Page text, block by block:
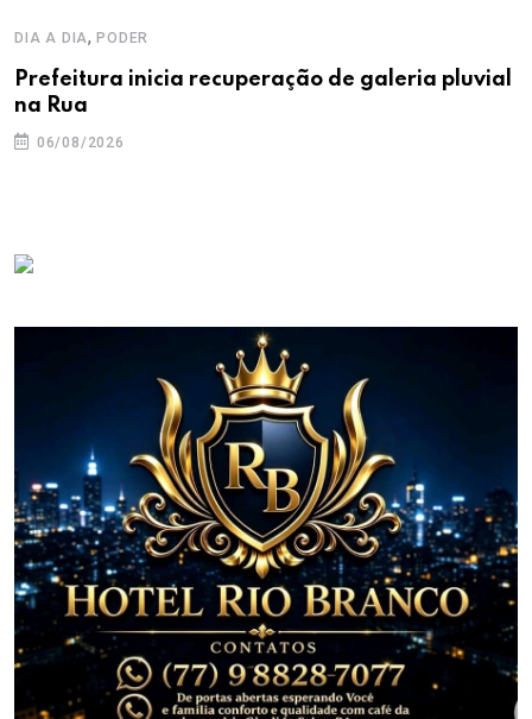
DIA A DIA,PODER
Prefeitura inicia recuperação de galeria pluvial
na Rua
06/08/2026